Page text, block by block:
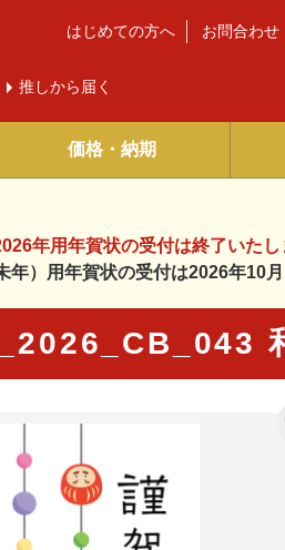
推しから届く
はじめての方へ お問合わせ
価格・納期
年用年賀状の受付は終了いたし
年）用年賀状の受付は2026年10月